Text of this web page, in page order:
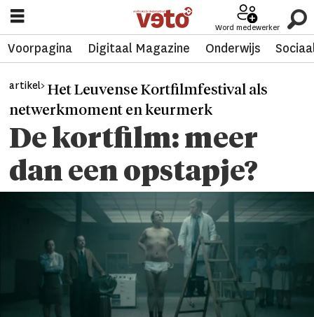
Word medewerker
Voorpagina Digitaal Magazine Onderwijs
artikel> Het Leuvense Kortfilmfestival als
netwerkmoment en keurmerk
De kortfilm: meer
dan een opstapje?